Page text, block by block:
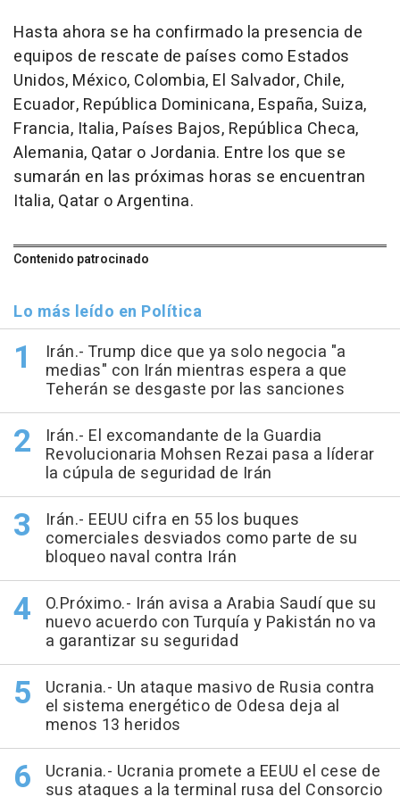
Hasta ahora se ha confirmado la presencia de
equipos de rescate de países como Estados
Unidos, México, Colombia, El Salvador, Chile,
Ecuador, República Dominicana, España, Suiza,
Francia, Italia, Países Bajos, República Checa,
Alemania, Qatar o Jordania. Entre los que se
sumarán en las próximas horas se encuentran
Italia, Qatar o Argentina.
Contenido patrocinado
Lo más leído en Política
Irán.- Trump dice que ya solo negocia "a
medias" con Irán mientras espera a que
Teherán se desgaste por las sanciones
Irán.- El excomandante de la Guardia
Revolucionaria Mohsen Rezai pasa a líderar
la cúpula de seguridad de Irán
Irán.- EEUU cifra en 55 los buques
comerciales desviados como parte de su
bloqueo naval contra Irán
O.Próximo.- Irán avisa a Arabia Saudí que su
nuevo acuerdo con Turquía y Pakistán no va
a garantizar su seguridad
Ucrania.- Un ataque masivo de Rusia contra
el sistema energético de Odesa deja al
menos 13 heridos
Ucrania.- Ucrania promete a EEUU el cese de
sus ataques a la terminal rusa del Consorcio